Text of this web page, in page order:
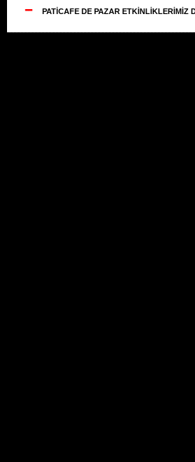
-- PATİCAFE DE PAZAR ETKİNLİKLERİMİZ